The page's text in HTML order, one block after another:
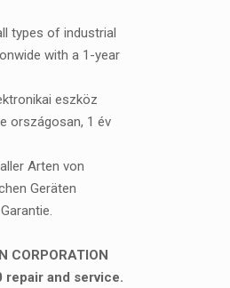
types of industrial
with a 1-year
eszköz
országosan, 1 év
Arten von
Geräten
CORPORATION
repair and service.